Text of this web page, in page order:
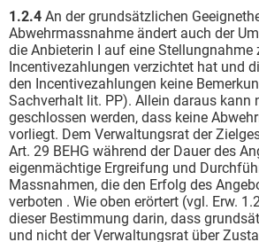
1.2.4 An der grundsätzlichen
Abwehrmassnahme ändert auch der
die Anbieterin I auf eine Stellungnahme
Incentivezahlungen verzichtet hat und
den Incentivezahlungen keine
Sachverhalt lit. PP). Allein daraus kann
geschlossen werden, dass keine
vorliegt. Dem Verwaltungsrat der
Art. 29 BEHG während der Dauer des
eigenmächtige Ergreifung und
Massnahmen, die den Erfolg des
verboten . Wie oben erörtert (vgl. Erw.
dieser Bestimmung darin, dass
und nicht der Verwaltungsrat über